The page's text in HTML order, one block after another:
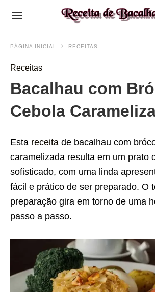
PÁGINA INICIAL RECEITAS
Receitas
Bacalhau com
Cebola
Esta receita de bacalhau com
caramelizada resulta em um prato
sofisticado, com uma linda
fácil e prático de ser preparado. O
preparação gira em torno de uma
passo a passo.